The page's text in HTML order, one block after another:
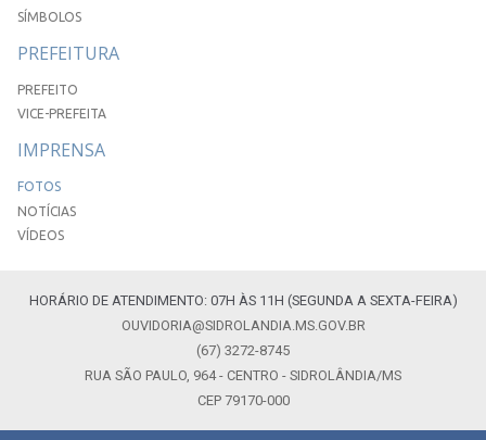
SÍMBOLOS
PREFEITURA
PREFEITO
VICE-PREFEITA
IMPRENSA
FOTOS
NOTÍCIAS
VÍDEOS
HORÁRIO DE ATENDIMENTO: 07H ÀS 11H (SEGUNDA A SEXTA-FEIRA)
OUVIDORIA@SIDROLANDIA.MS.GOV.BR
(67) 3272-8745
RUA SÃO PAULO, 964 - CENTRO - SIDROLÂNDIA/MS
CEP 79170-000